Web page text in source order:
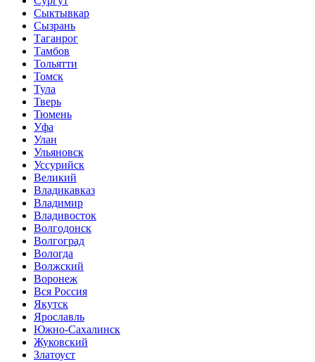
Сыктывкар
Сызрань
Таганрог
Тамбов
Тольятти
Томск
Тула
Тверь
Тюмень
Уфа
Улан
Ульяновск
Уссурийск
Великий
Владикавказ
Владимир
Владивосток
Волгодонск
Волгоград
Вологда
Волжский
Воронеж
Вся Россия
Якутск
Ярославль
Южно-Сахалинск
Жуковский
Златоуст